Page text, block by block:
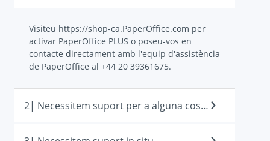
Visiteu https://shop-ca.PaperOffice.com per
activar PaperOffice PLUS o poseu-vos en
contacte directament amb l'equip d'assistència
de PaperOffice al +44 20 39361675.
2| Necessitem suport per a alguna cosa que no sigui PaperOffice